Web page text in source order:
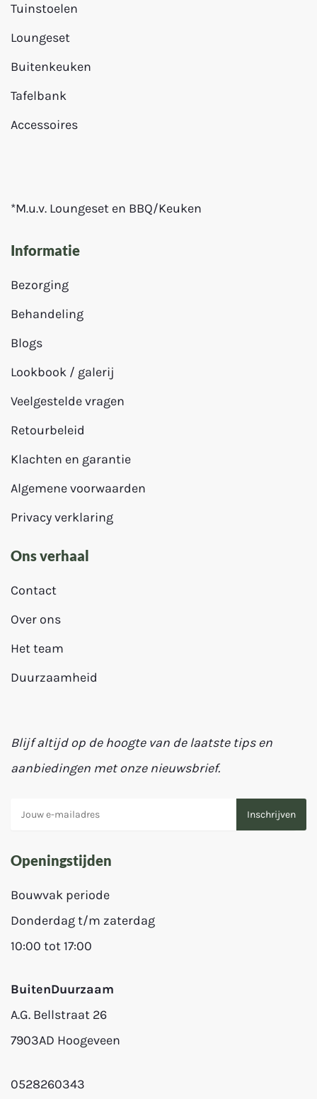
Tuinstoelen
Loungeset
Buitenkeuken
Tafelbank
Accessoires
*M.u.v. Loungeset en BBQ/Keuken
Informatie
Bezorging
Behandeling
Blogs
Lookbook / galerij
Veelgestelde vragen
Retourbeleid
Klachten en garantie
Algemene voorwaarden
Privacy verklaring
Ons verhaal
Contact
Over ons
Het team
Duurzaamheid
Blijf altijd op de hoogte van de laatste tips en
aanbiedingen met onze nieuwsbrief.
Openingstijden
Bouwvak periode
Donderdag t/m zaterdag
10:00 tot 17:00
BuitenDuurzaam
A.G. Bellstraat 26
7903AD Hoogeveen
0528260343